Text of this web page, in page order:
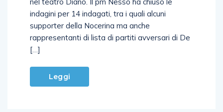
indagini per 14 indagati, tra i quali alcuni
supporter della Nocerina ma anche
rappresentanti di lista di partiti avversari di De
[…]
Leggi